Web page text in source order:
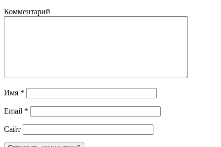
Комментарий
Имя *
Email *
Сайт